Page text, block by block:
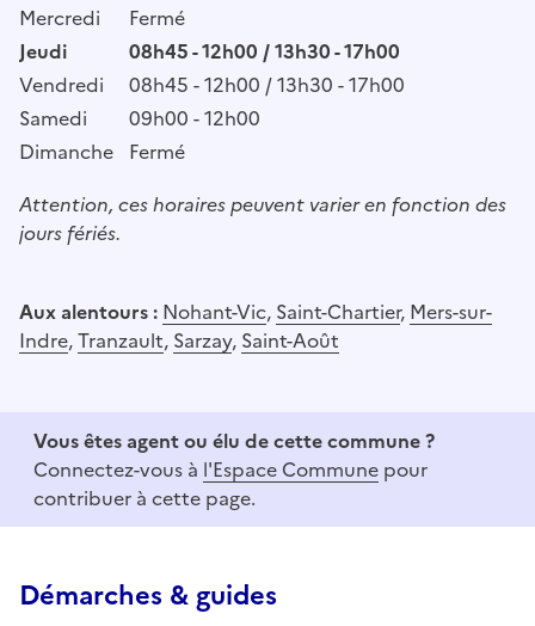
Mercredi
Fermé
Jeudi
08h45 - 12h00 / 13h30 - 17h00
Vendredi
08h45 - 12h00 / 13h30 - 17h00
Samedi
09h00 - 12h00
Dimanche Fermé
Attention, ces horaires peuvent varier en fonction des
jours fériés.
Aux alentours : Nohant-Vic, Saint-Chartier, Mers-sur-
Indre,Tranzault, Sarzay, Saint-Août
Vous êtes agent ou élu de cette commune ?
Connectez-vous à l'Espace Commune pour
contribuer à cette page.
Démarches & guides